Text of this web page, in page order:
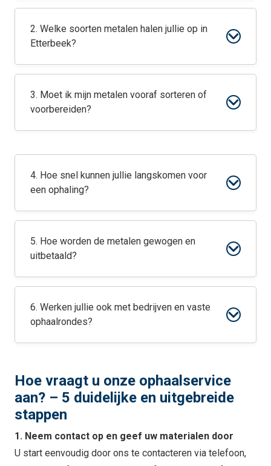
2. Welke soorten metalen halen jullie op in
Etterbeek?
3. Moet ik mijn metalen vooraf sorteren of
voorbereiden?
4. Hoe snel kunnen jullie langskomen voor
een ophaling?
5. Hoe worden de metalen gewogen en
uitbetaald?
6. Werken jullie ook met bedrijven en vaste
ophaalrondes?
Hoe vraagt u onze ophaalservice
aan? – 5 duidelijke en uitgebreide
stappen
1. Neem contact op en geef uw materialen door
U start eenvoudig door ons te contacteren via telefoon,